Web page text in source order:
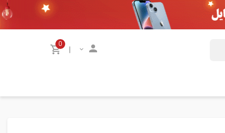
|
0